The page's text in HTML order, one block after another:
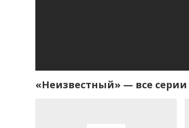
«Неизвестный» — все серии